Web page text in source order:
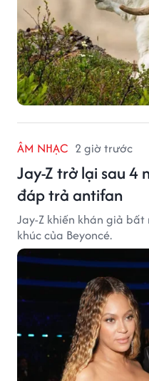
ÂM NHẠC 2 giờ trước
Jay-Z trở lại sau 4
đáp trả antifan
Jay-Z khiến khán giả
khúc của Beyoncé.